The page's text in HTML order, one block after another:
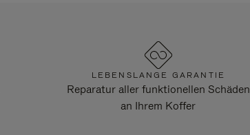
LEBENSLANGE GARANTIE
Reparatur aller funktionellen Schäden
an Ihrem Koffer